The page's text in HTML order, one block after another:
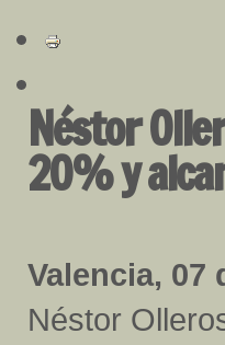
Néstor
20% y
Valencia, 07
Néstor